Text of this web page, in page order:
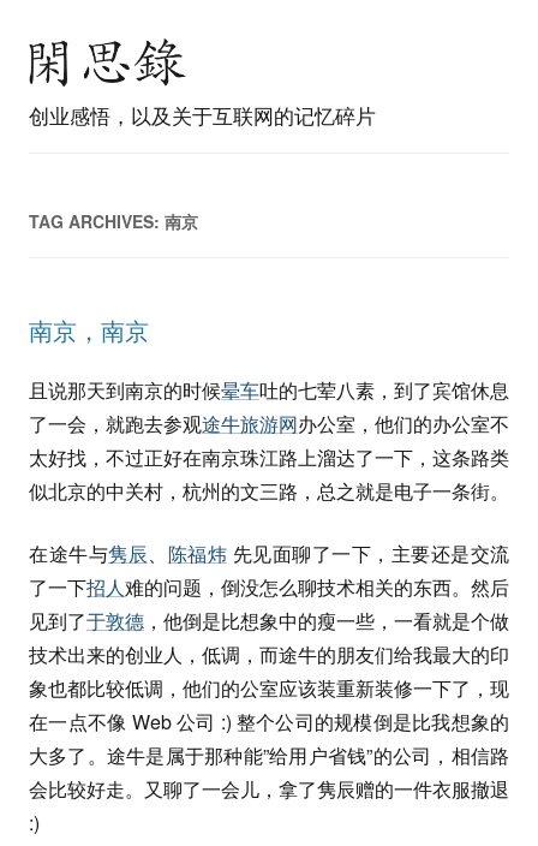
创业感悟，以及关于互联网的记忆碎片
TAG ARCHIVES: 南京
南京，南京
且说那天到南京的时候晕车吐的七荤八素，到了宾馆休息
了一会，就跑去参观途牛旅游网办公室，他们的办公室不
太好找，不过正好在南京珠江路上溜达了一下，这条路类
似北京的中关村，杭州的文三路，总之就是电子一条街。
在途牛与隽辰、 陈福炜 先见面聊了一下，主要还是交流
了一下招人难的问题，倒没怎么聊技术相关的东西。然后
见到了于敦德 ，他倒是比想象中的瘦一些，一看就是个做
技术出来的创业人，低调，而途牛的朋友们给我最大的印
象也都比较低调，他们的公室应该装重新装修一下了，现
在一点不像 Web 公司 :) 整个公司的规模倒是比我想象的
大多了。途牛是属于那种能”给用户省钱”的公司，相信路
会比较好走。又聊了一会儿，拿了隽辰赠的一件衣服撤退
:)